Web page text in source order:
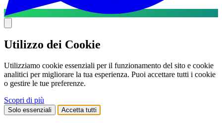
Utilizzo dei Cookie
Utilizziamo cookie essenziali per il funzionamento del sito e cookie
analitici per migliorare la tua esperienza. Puoi accettare tutti i cookie
o gestire le tue preferenze.
Scopri di più
Solo essenziali Accetta tutti